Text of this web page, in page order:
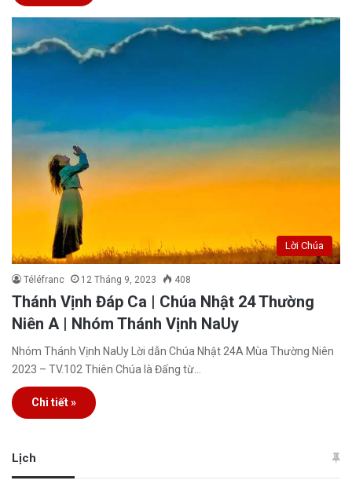
Lời Chúa
Téléfranc 12 Tháng 9, 2023 408
Thánh Vịnh Đáp Ca | Chúa Nhật 24 Thường
Niên A | Nhóm Thánh Vịnh NaUy
Nhóm Thánh Vịnh NaUy Lời dẫn Chúa Nhật 24A Mùa Thường Niên
2023 – TV.102 Thiên Chúa là Đấng từ…
Chi tiết »
Lịch